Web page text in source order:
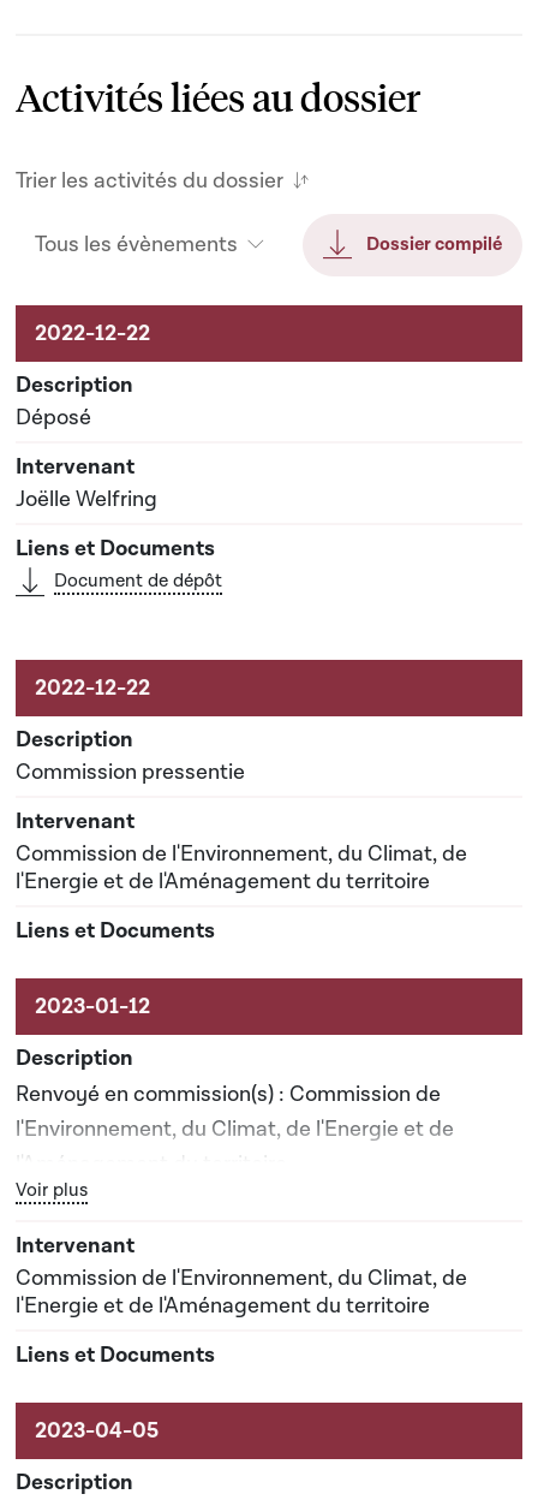
Activités liées au dossier
Trier les activités du dossier
Tous les évènements Dossier compilé
Activités liées au dossier
Déposé
Joëlle Welfring
Document de dépôt
Commission pressentie
Commission de l'Environnement, du Climat, de
l'Energie et de l'Aménagement du territoire
Renvoyé en commission(s) : Commission de
l'Environnement, du Climat, de l'Energie et de
l'Aménagement du territoire
Date prévisionnelle du rapport de commission : 26-
06-2023
Bouton graphique servant à afficher ou cacher tous les
Voir plus
Commission de l'Environnement, du Climat, de
l'Energie et de l'Aménagement du territoire